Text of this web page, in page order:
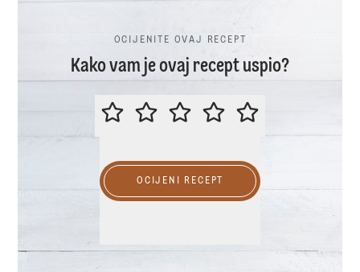
OCIJENITE OVAJ RECEPT
Kako vam je ovaj recept uspio?
OCIJENITE OVAJ RECEPT
OCIJENI RECEPT